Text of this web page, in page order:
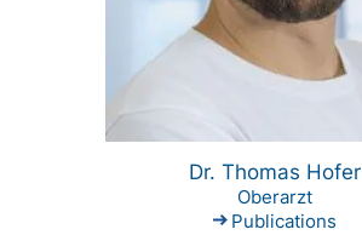
Dr. Thomas Hofer
Oberarzt
Publications